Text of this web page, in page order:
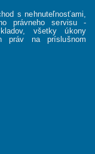
s nehnuteľnosťami,
právneho servisu -
všetky úkony
práv na príslušnom